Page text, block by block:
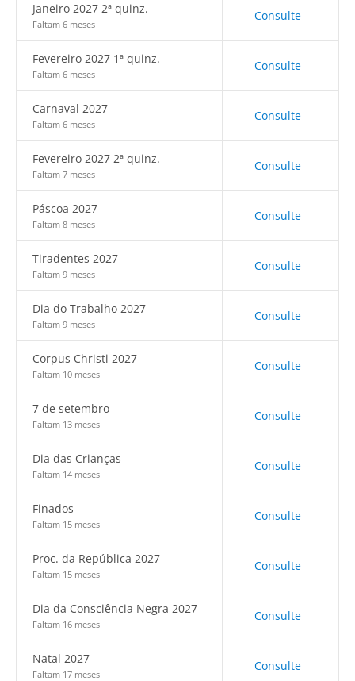
Janeiro 2027 2ª quinz.
Faltam 6 meses
Consulte
Fevereiro 2027 1ª quinz.
Faltam 6 meses
Consulte
Carnaval 2027
Faltam 6 meses
Consulte
Fevereiro 2027 2ª quinz.
Faltam 7 meses
Consulte
Páscoa 2027
Faltam 8 meses
Consulte
Tiradentes 2027
Faltam 9 meses
Consulte
Dia do Trabalho 2027
Faltam 9 meses
Consulte
Corpus Christi 2027
Faltam 10 meses
Consulte
7 de setembro
Faltam 13 meses
Consulte
Dia das Crianças
Faltam 14 meses
Consulte
Finados
Faltam 15 meses
Consulte
Proc. da República 2027
Faltam 15 meses
Consulte
Dia da Consciência Negra 2027
Faltam 16 meses
Consulte
Natal 2027
Faltam 17 meses
Consulte